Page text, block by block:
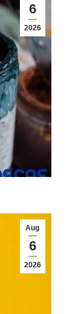
6
2026
Aug
6
2026